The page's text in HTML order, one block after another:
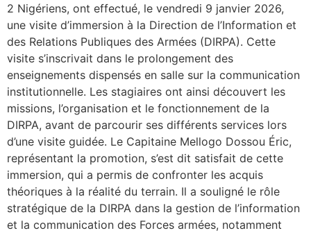
2 Nigériens, ont effectué, le vendredi 9 janvier 2026,
une visite d’immersion à la Direction de l’Information et
des Relations Publiques des Armées (DIRPA). Cette
visite s’inscrivait dans le prolongement des
enseignements dispensés en salle sur la communication
institutionnelle. Les stagiaires ont ainsi découvert les
missions, l’organisation et le fonctionnement de la
DIRPA, avant de parcourir ses différents services lors
d’une visite guidée. Le Capitaine Mellogo Dossou Éric,
représentant la promotion, s’est dit satisfait de cette
immersion, qui a permis de confronter les acquis
théoriques à la réalité du terrain. Il a souligné le rôle
stratégique de la DIRPA dans la gestion de l’information
et la communication des Forces armées, notamment